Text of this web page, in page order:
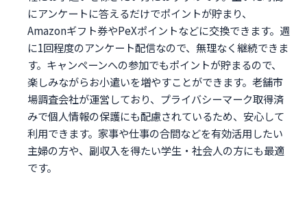
にアンケートに答えるだけでポイントが貯まり、
Amazonギフト券やPeXポイントなどに交換できます。週
に1回程度のアンケート配信なので、無理なく継続できま
す。キャンペーンへの参加でもポイントが貯まるので、
楽しみながらお小遣いを増やすことができます。老舗市
場調査会社が運営しており、プライバシーマーク取得済
みで個人情報の保護にも配慮されているため、安心して
利用できます。家事や仕事の合間などを有効活用したい
主婦の方や、副収入を得たい学生・社会人の方にも最適
です。